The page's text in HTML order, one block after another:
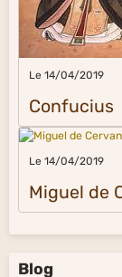
Le 14/04/2019
Confucius
Le 14/04/2019
Miguel de
Blog